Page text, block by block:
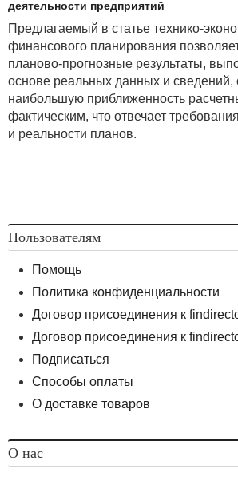
деятельности предприятий
Предлагаемый в статье технико-
финансового планирования
планово-прогнозные результаты,
основе реальных данных и сведений,
наибольшую приближенность
фактическим, что отвечает
и реальности планов.
Пользователям
Помощь
Политика конфиденциальности
Договор присоединения к
Договор присоединения к
Подписаться
Способы оплаты
О доставке товаров
О нас